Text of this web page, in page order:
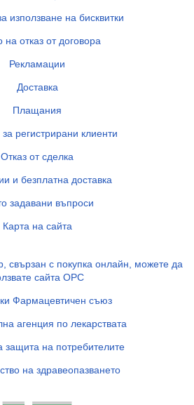
използване на бисквитки
на отказ от договора
Рекламации
Доставка
Плащания
регистрирани клиенти
Отказ от сделка
и безплатна доставка
задавани въпроси
Карта на сайта
свързан с покупка онлайн, можете да
сайта ОРС
Фармацевтичен съюз
агенция по лекарствата
защита на потребителите
на здравеопазването